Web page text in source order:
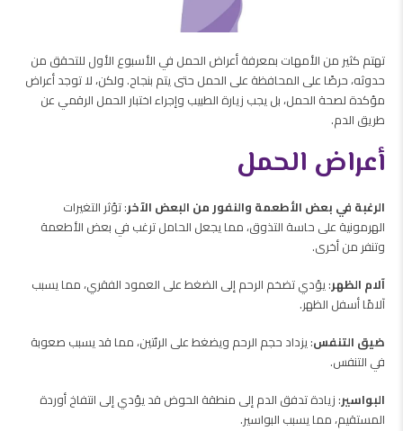
تهتم كثير من الأمهات بمعرفة أعراض الحمل في الأسبوع الأول للتحقق من
حدوثه، حرصًا على المحافظة على الحمل حتى يتم بنجاح. ولكن، لا توجد أعراض
مؤكدة لصحة الحمل، بل يجب زيارة الطبيب وإجراء اختبار الحمل الرقمي عن
طريق الدم.
أعراض الحمل
الرغبة في بعض الأطعمة والنفور من البعض الآخر: تؤثر التغيرات
الهرمونية على حاسة التذوق، مما يجعل الحامل ترغب في بعض الأطعمة
وتنفر من أخرى.
آلام الظهر: يؤدي تضخم الرحم إلى الضغط على العمود الفقري، مما يسبب
آلامًا أسفل الظهر.
ضيق التنفس: يزداد حجم الرحم ويضغط على الرئتين، مما قد يسبب صعوبة
في التنفس.
البواسير: زيادة تدفق الدم إلى منطقة الحوض قد يؤدي إلى انتفاخ أوردة
المستقيم، مما يسبب البواسير.